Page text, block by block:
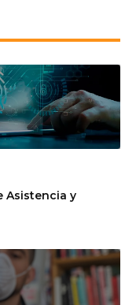
Asistencia y